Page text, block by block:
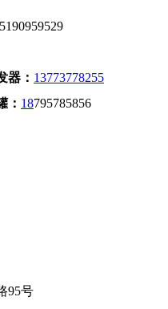
器： 13773778255
： 18795785856
95号